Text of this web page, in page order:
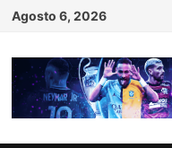
Skip
content
Agosto 6, 2026